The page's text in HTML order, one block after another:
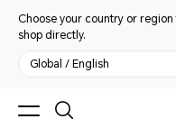
Choose your country or
shop directly.
Global / English